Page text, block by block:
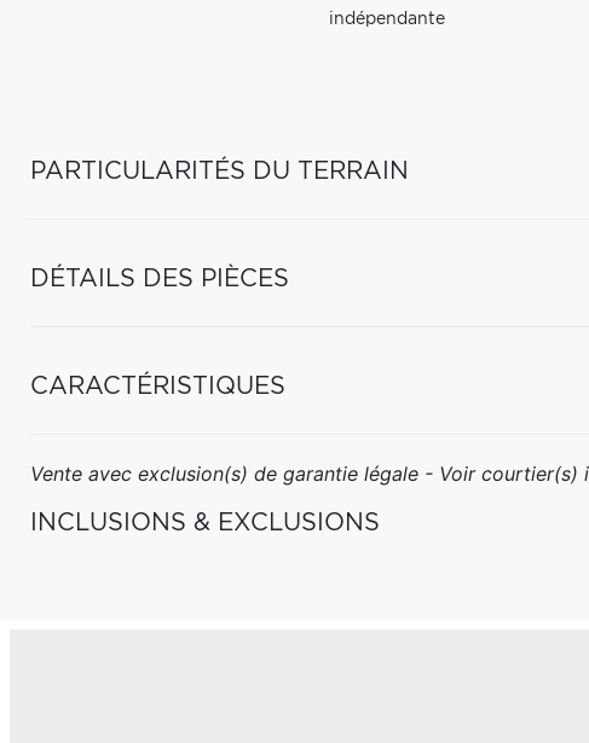
indépendante
PARTICULARITÉS DU TERRAIN
DÉTAILS DES PIÈCES
CARACTÉRISTIQUES
Vente avec exclusion(s) de garantie légale - Voir courtier(s)
INCLUSIONS & EXCLUSIONS